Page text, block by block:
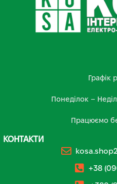
Графік
Понеділок –
Працюємо
КОНТАКТИ
+38